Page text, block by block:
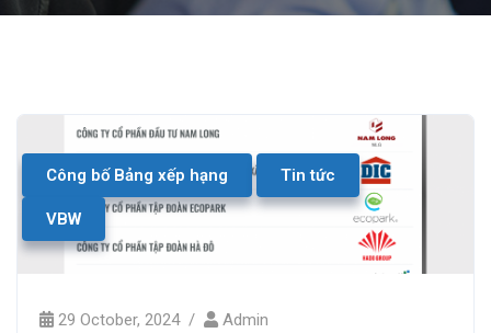
Công bố Bảng xếp hạng Tin tức
VBW
29 October, 2024 Admin